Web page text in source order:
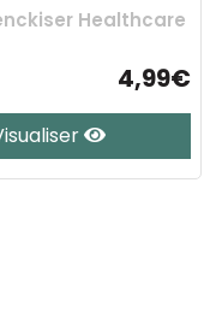
Healthcare
4,99€